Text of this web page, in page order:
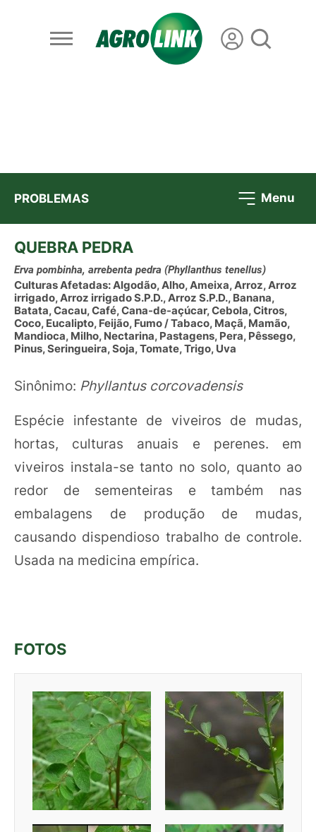
PROBLEMAS Menu
QUEBRA PEDRA
Erva pombinha, arrebenta pedra (Phyllanthus tenellus)
Culturas Afetadas: Algodão, Alho, Ameixa, Arroz, Arroz
irrigado, Arroz irrigado S.P.D., Arroz S.P.D., Banana,
Batata, Cacau, Café, Cana-de-açúcar, Cebola, Citros,
Coco, Eucalipto, Feijão, Fumo / Tabaco, Maçã, Mamão,
Mandioca, Milho, Nectarina, Pastagens, Pera, Pêssego,
Pinus, Seringueira, Soja, Tomate, Trigo, Uva
Sinônimo: Phyllantus corcovadensis
Espécie infestante de viveiros de mudas,
hortas, culturas anuais e perenes. em
viveiros instala-se tanto no solo, quanto ao
redor de sementeiras e também nas
embalagens de produção de mudas,
causando dispendioso trabalho de controle.
Usada na medicina empírica.
FOTOS